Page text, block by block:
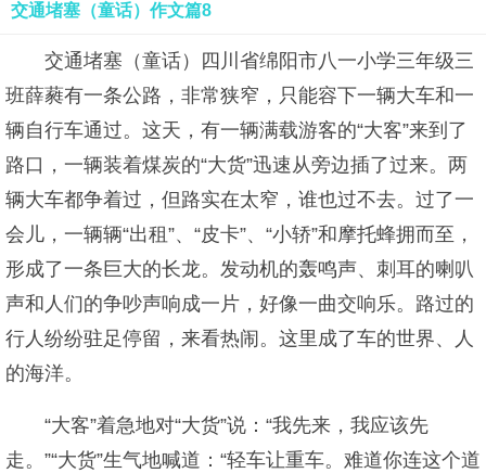
交通堵塞（童话）作文篇8
交通堵塞（童话）四川省绵阳市八一小学三年级三
班薛蕤有一条公路，非常狭窄，只能容下一辆大车和一
辆自行车通过。这天，有一辆满载游客的“大客”来到了
路口，一辆装着煤炭的“大货”迅速从旁边插了过来。两
辆大车都争着过，但路实在太窄，谁也过不去。过了一
会儿，一辆辆“出租”、“皮卡”、“小轿”和摩托蜂拥而至，
形成了一条巨大的长龙。发动机的轰鸣声、刺耳的喇叭
声和人们的争吵声响成一片，好像一曲交响乐。路过的
行人纷纷驻足停留，来看热闹。这里成了车的世界、人
的海洋。
“大客”着急地对“大货”说：“我先来，我应该先
走。”“大货”生气地喊道：“轻车让重车。难道你连这个道